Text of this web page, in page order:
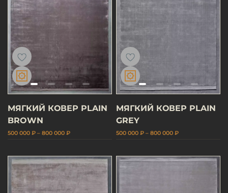
МЯГКИЙ КОВЕР PLAIN
BROWN
500 000 ₽ – 800 000 ₽
МЯГКИЙ КОВЕР PLAIN
GREY
500 000 ₽ – 800 000 ₽